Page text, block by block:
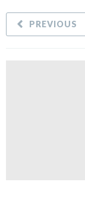
PREVIOUS